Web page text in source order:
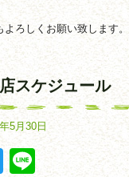
ろしくお願い致します。
スケジュール
5月30日
Twitter
Line